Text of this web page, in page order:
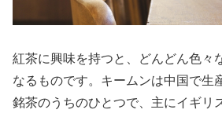
紅茶に興味を持つと、どんどん色々
なるものです。キームンは中国で生
銘茶のうちのひとつで、主にイギリ